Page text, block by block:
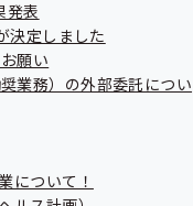
発表
決定しました
願い
業務）の外部委託につい
について！
クール